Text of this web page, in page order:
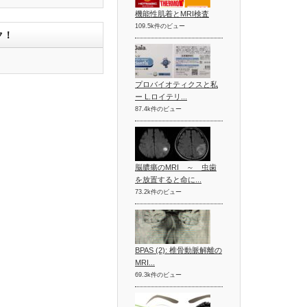
機能性肌着とMRI検査
109.5k件のビュー
プロバイオティクスと私
ー L.ロイテリ...
87.4k件のビュー
脳膿瘍のMRI ～ 虫歯
を放置すると命に...
73.2k件のビュー
BPAS (2): 椎骨動脈解離の
MRI...
69.3k件のビュー